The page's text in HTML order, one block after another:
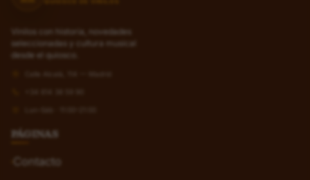
Vinilos con historia, novedades
seleccionadas y cultura musical
desde el quiosco.
PÁGINAS
Contacto